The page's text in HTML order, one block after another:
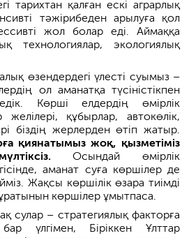
тарихтан қалған ескі аграрлық
тәжірибеден арылуға қол
жол болар еді. Аймаққа
технологиялар, экологиялық
өзендердегі үлесті суымыз –
ол аманатқа түсіністікпен
Көрші елдердің өмірлік
құбырлар, автокөлік,
біздің жерлерден өтіп жатыр.
қиянатымыз жоқ, қызметіміз
Осындай өмірлік
аманат суға көршілер де
Жақсы көршілік өзара тиімді
көршілер ұмытпаса.
сулар – стратегиялық факторға
үлгімен, Біріккен Ұлттар